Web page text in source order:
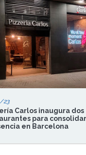
23
Carlos inaugura dos
para
en Barcelona